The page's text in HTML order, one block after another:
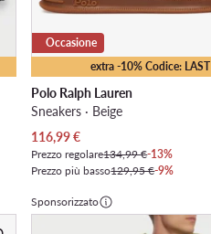
extra -10% Codice: LAST
Occasione
Polo Ralph Lauren
Sneakers · Beige
Prezzo attuale
116,99€
Prezzo regolare134,99 €-13%
Prezzo più basso129,95 €-9%
Sponsorizzato